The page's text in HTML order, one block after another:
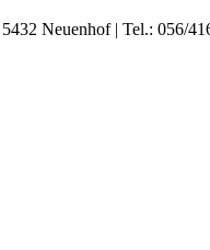
Neuenhof | Tel.: 056/